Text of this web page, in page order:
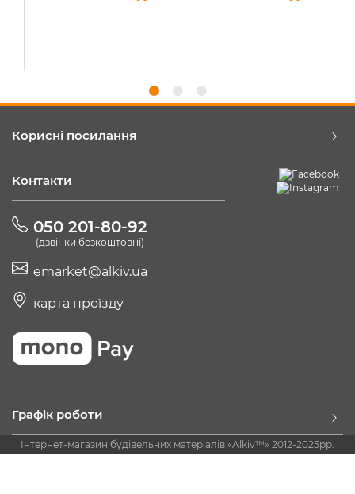
Корисні посилання
Контакти
050 201-80-92
(дзвінки безкоштовні)
emarket@alkiv.ua
карта проїзду
Графік роботи
Інтернет-магазин будівельних матеріалів «Alkiv™» 2012-2025рр.